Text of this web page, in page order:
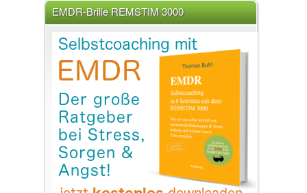
EMDR-Brille REMSTIM 3000